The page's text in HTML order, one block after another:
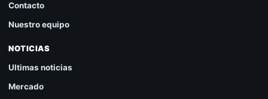
Contacto
Nuestro equipo
NOTICIAS
Ultimas noticias
Mercado